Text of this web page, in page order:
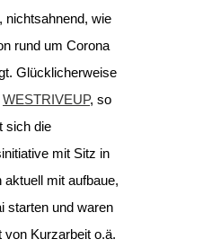
nichtsahnend, wie
rund um Corona
Glücklicherweise
WESTRIVEUP, so
sich die
mit Sitz in
aktuell mit aufbaue,
starten und waren
von Kurzarbeit o.ä.